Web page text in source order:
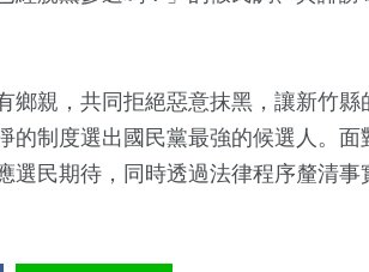
鄉親，共同拒絕惡意抹黑，讓新竹
的制度選出國民黨最強的候選人。
選民期待，同時透過法律程序釐清事